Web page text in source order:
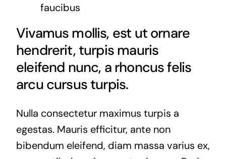
faucibus
Vivamus mollis, est ut ornare
hendrerit, turpis mauris
eleifend nunc, a rhoncus felis
arcu cursus turpis.
Nulla consectetur maximus turpis a
egestas. Mauris efficitur, ante non
bibendum eleifend, diam massa varius ex,